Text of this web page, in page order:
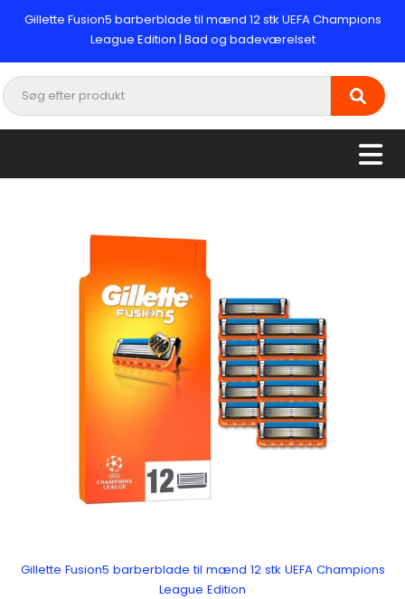
Gillette Fusion5 barberblade til mænd 12 stk UEFA Champions
League Edition | Bad og badeværelset
Gillette Fusion5 barberblade til mænd 12 stk UEFA Champions
League Edition